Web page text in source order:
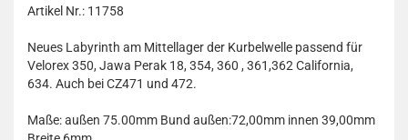
Artikel Nr.: 11758
Neues Labyrinth am Mittellager der Kurbelwelle passend für
Velorex 350, Jawa Perak 18, 354, 360 , 361,362 California,
634. Auch bei CZ471 und 472.
Maße: außen 75.00mm Bund außen:72,00mm innen 39,00mm